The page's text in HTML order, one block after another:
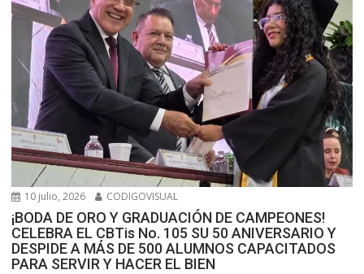
10 julio, 2026 CODIGOVISUAL
¡BODA DE ORO Y GRADUACIÓN DE CAMPEONES!
CELEBRA EL CBTis No. 105 SU 50 ANIVERSARIO Y
DESPIDE A MÁS DE 500 ALUMNOS CAPACITADOS
PARA SERVIR Y HACER EL BIEN